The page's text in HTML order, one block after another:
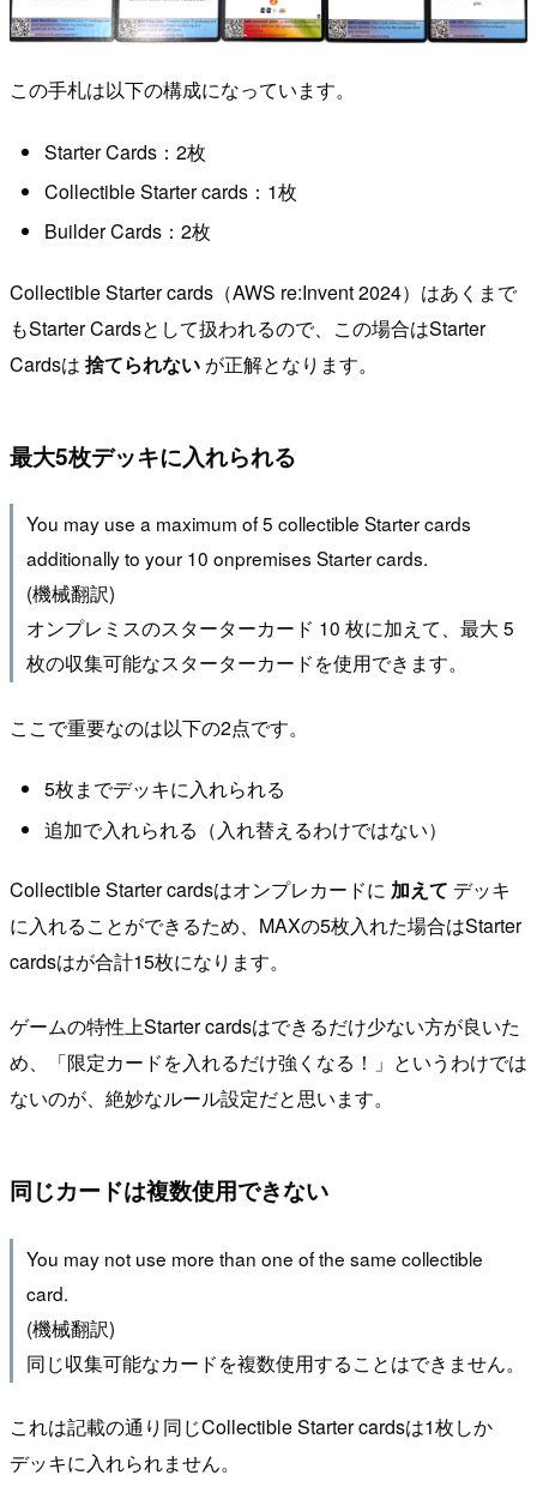
この手札は以下の構成になっています。
Starter Cards：2枚
Collectible Starter cards：1枚
Builder Cards：2枚
Collectible Starter cards（AWS re:Invent 2024）はあくまで
もStarter Cardsとして扱われるので、この場合はStarter
Cardsは 捨てられない が正解となります。
最大5枚デッキに入れられる
You may use a maximum of 5 collectible Starter cards
additionally to your 10 onpremises Starter cards.
(機械翻訳)
オンプレミスのスターターカード 10 枚に加えて、最大 5
枚の収集可能なスターターカードを使用できます。
ここで重要なのは以下の2点です。
5枚までデッキに入れられる
追加で入れられる（入れ替えるわけではない）
Collectible Starter cardsはオンプレカードに 加えて デッキ
に入れることができるため、MAXの5枚入れた場合はStarter
cardsはが合計15枚になります。
ゲームの特性上Starter cardsはできるだけ少ない方が良いた
め、「限定カードを入れるだけ強くなる！」というわけでは
ないのが、絶妙なルール設定だと思います。
同じカードは複数使用できない
You may not use more than one of the same collectible
card.
(機械翻訳)
同じ収集可能なカードを複数使用することはできません。
これは記載の通り同じCollectible Starter cardsは1枚しか
デッキに入れられません。